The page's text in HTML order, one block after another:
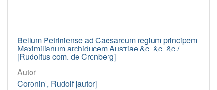
Bellum Petriniense ad Caesareum regium principem
Maximilianum archiducem Austriae &c. &c. &c /
[Rudolfus com. de Cronberg]
Autor
Coronini, Rudolf [autor]